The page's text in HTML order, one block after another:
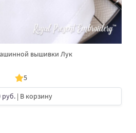
вышивки Лук
5
руб. | В корзину